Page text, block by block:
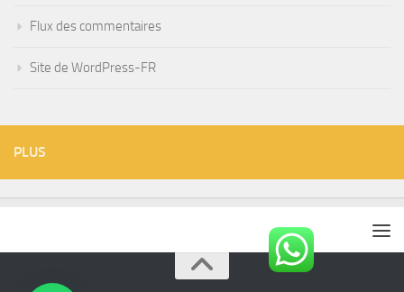
Flux des commentaires
Site de WordPress-FR
PLUS